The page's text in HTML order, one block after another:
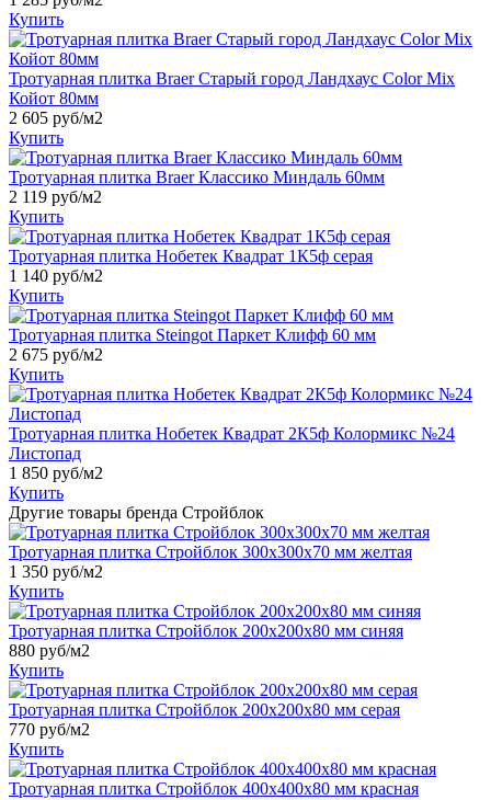
Купить
Тротуарная плитка Braer Старый город Ландхаус Color Mix
Койот 80мм
2 605 руб/м2
Купить
Тротуарная плитка Braer Классико Миндаль 60мм
2 119 руб/м2
Купить
Тротуарная плитка Нобетек Квадрат 1К5ф серая
1 140 руб/м2
Купить
Тротуарная плитка Steingot Паркет Клифф 60 мм
2 675 руб/м2
Купить
Тротуарная плитка Нобетек Квадрат 2К5ф Колормикс №24
Листопад
1 850 руб/м2
Купить
Другие товары бренда Стройблок
Тротуарная плитка Стройблок 300х300х70 мм желтая
1 350 руб/м2
Купить
Тротуарная плитка Стройблок 200х200х80 мм синяя
880 руб/м2
Купить
Тротуарная плитка Стройблок 200х200х80 мм серая
770 руб/м2
Купить
Тротуарная плитка Стройблок 400х400х80 мм красная